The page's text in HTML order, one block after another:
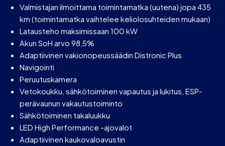
Valmistajan ilmoittama toimintamatka (uutena) jopa 435
km (toimintamatka vaihtelee keliolosuhteiden mukaan)
Latausteho maksimissaan 100 kW
Akun SoH arvo 98,5%
Adaptiivinen vakionopeussäädin Distronic Plus
Navigointi
Peruutuskamera
Vetokoukku, sähkötoiminen vapautus ja lukitus, ESP-
perävaunun vakautustoiminto
Sähkötoiminen takaluukku
LED High Performance -ajovalot
Adaptiivinen kaukovaloavustin